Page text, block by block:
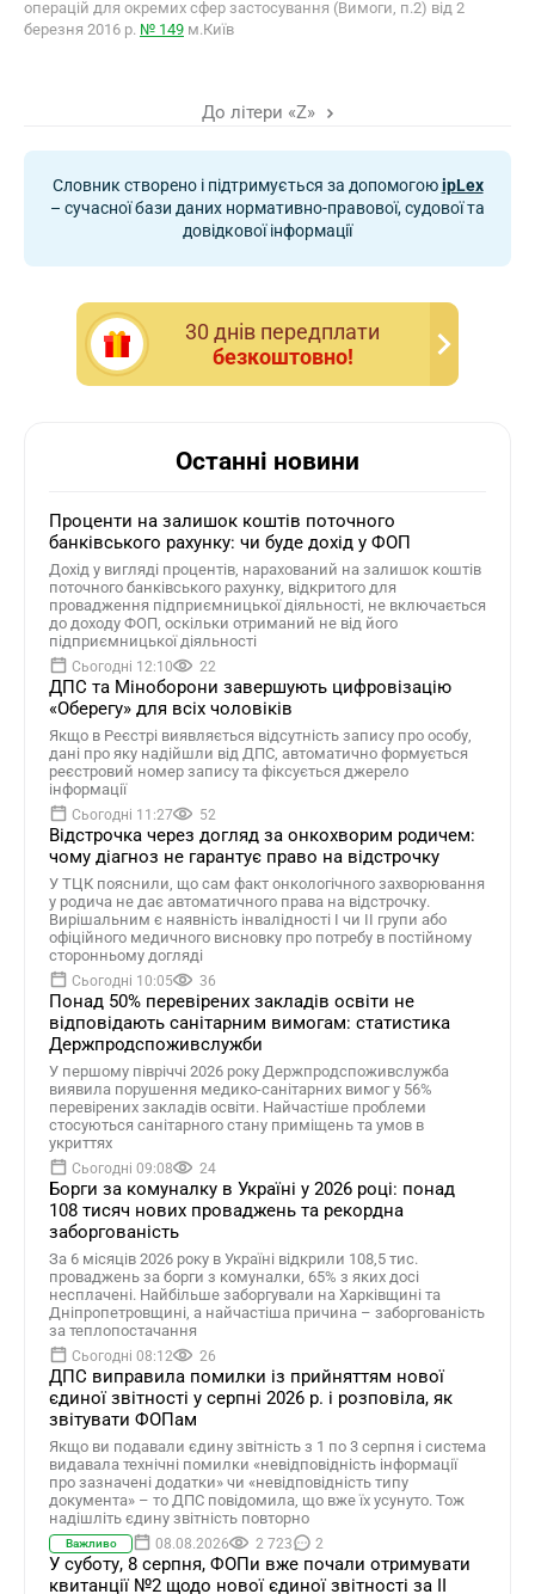
операцій для окремих сфер застосування (Вимоги, п.2) від 2
березня 2016 р. № 149 м.Київ
До літери «Z»
Словник створено і підтримується за допомогоюipLex
– сучасної бази даних нормативно-правової, судової та
довідкової інформації
30 днiв передплати
безкоштовно!
Останні новини
Проценти на залишок коштів поточного
банківського рахунку: чи буде дохід у ФОП
Дохід у вигляді процентів, нарахований на залишок коштів
поточного банківського рахунку, відкритого для
провадження підприємницької діяльності, не включається
до доходу ФОП, оскільки отриманий не від його
підприємницької діяльності
Сьогодні 12:10 22
ДПС та Міноборони завершують цифровізацію
«Оберегу» для всіх чоловіків
Якщо в Реєстрі виявляється відсутність запису про особу,
дані про яку надійшли від ДПС, автоматично формується
реєстровий номер запису та фіксується джерело
інформації
Сьогодні 11:27 52
Відстрочка через догляд за онкохворим родичем:
чому діагноз не гарантує право на відстрочку
У ТЦК пояснили, що сам факт онкологічного захворювання
у родича не дає автоматичного права на відстрочку.
Вирішальним є наявність інвалідності I чи II групи або
офіційного медичного висновку про потребу в постійному
сторонньому догляді
Сьогодні 10:05 36
Понад 50% перевірених закладів освіти не
відповідають санітарним вимогам: статистика
Держпродспоживслужби
У першому півріччі 2026 року Держпродспоживслужба
виявила порушення медико-санітарних вимог у 56%
перевірених закладів освіти. Найчастіше проблеми
стосуються санітарного стану приміщень та умов в
укриттях
Сьогодні 09:08 24
Борги за комуналку в Україні у 2026 році: понад
108 тисяч нових проваджень та рекордна
заборгованість
За 6 місяців 2026 року в Україні відкрили 108,5 тис.
проваджень за борги з комуналки, 65% з яких досі
несплачені. Найбільше заборгували на Харківщині та
Дніпропетровщині, а найчастіша причина – заборгованість
за теплопостачання
Сьогодні 08:12 26
ДПС виправила помилки із прийняттям нової
єдиної звітності у серпні 2026 р. і розповіла, як
звітувати ФОПам
Якщо ви подавали єдину звітність з 1 по 3 серпня і система
видавала технічні помилки «невідповідність інформації
про зазначені додатки» чи «невідповідність типу
документа» – то ДПС повідомила, що вже їх усунуто. Тож
надішліть єдину звітність повторно
Важливо 08.08.2026 2 723 2
У суботу, 8 серпня, ФОПи вже почали отримувати
квитанції №2 щодо нової єдиної звітності за ІІ